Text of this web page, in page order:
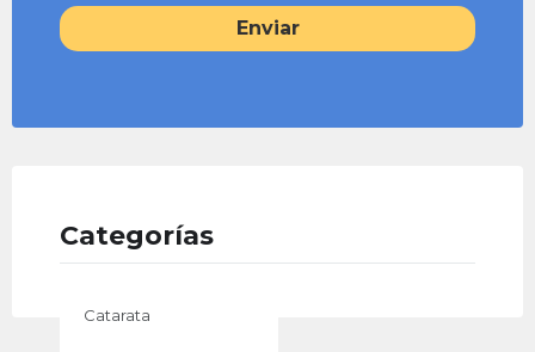
Enviar
Categorías
Catarata